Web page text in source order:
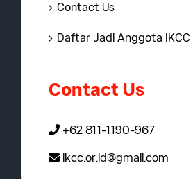
Contact Us
Daftar Jadi Anggota IKCC
Contact Us
+62 811-1190-967
ikcc.or.id@gmail.com